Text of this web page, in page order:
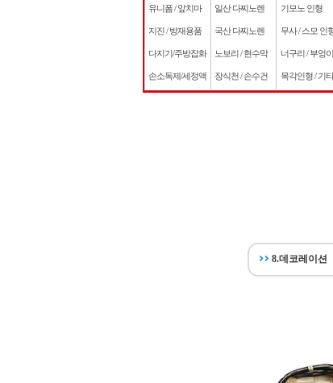
유니폼 / 앞치마
지진 / 방재용품
다지기/주방잡화
손소독제/세정액
일산 다찌노렌
국산 다찌노렌
노보리 / 현수막
장식천 / 손수건
기모노 인형
무사 / 스모 인
너구리 / 부엉이
목각인형 / 기타
8.데코레이션